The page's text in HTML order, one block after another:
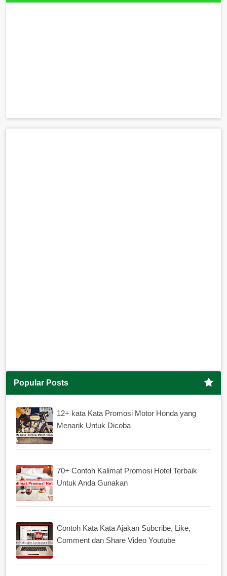
Popular Posts
12+ kata Kata Promosi Motor Honda yang
Menarik Untuk Dicoba
70+ Contoh Kalimat Promosi Hotel Terbaik
Untuk Anda Gunakan
Contoh Kata Kata Ajakan Subcribe, Like,
Comment dan Share Video Youtube